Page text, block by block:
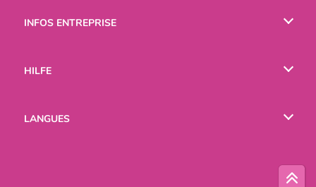
INFOS ENTREPRISE
HILFE
LANGUES